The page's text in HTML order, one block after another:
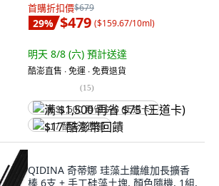
首購折扣價$679
29% $479 ($159.67/10ml)
明天 8/8 (六) 預計送達
酷澎直售 ∙ 免運 ∙ 免費退貨
(15)
满 $1,500 再省 $75 (王道卡)
$17 酷澎幣回饋
QIDINA 奇蒂娜 珪藻土纖維加長擴香
棒 6支 + 手工硅藻土塊, 顏色隨機, 1組,